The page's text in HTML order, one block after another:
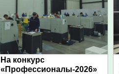
На конкурс
«Профессионалы-2026»